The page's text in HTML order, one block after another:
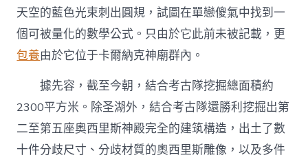
天空的藍色光束刺出圓規，試圖在單戀傻氣中找到一
個可被量化的數學公式。只由於它此前未被記載，更
包養由於它位于卡爾納克神廟群內。
據先容，截至今朝，結合考古隊挖掘總面積約
2300平方米。除圣湖外，結合考古隊還勝利挖掘出第
二至第五座奧西里斯神殿完全的建筑構造，出土了數
十件分歧尺寸、分歧材質的奧西里斯雕像，以及多件